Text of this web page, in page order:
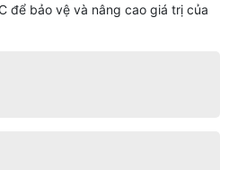
để bảo vệ và nâng cao giá trị của